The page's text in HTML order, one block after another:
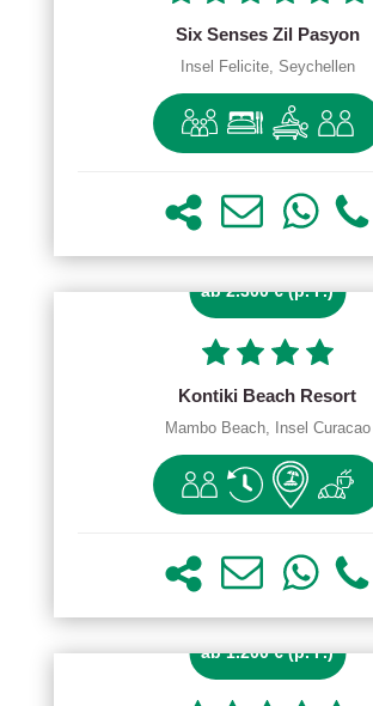
Six Senses Zil Pasyon
Insel Felicite, Seychellen
ab 2.300 € (p. P.)
Kontiki Beach Resort
Mambo Beach, Insel Curacao
ab 1.200 € (p. P.)